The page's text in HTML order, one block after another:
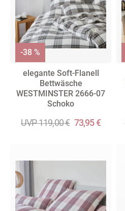
elegante Soft-Flanell
Bettwäsche
WESTMINSTER 2666-07
Schoko
UVP 119,00 € 73,95 €
-38 %